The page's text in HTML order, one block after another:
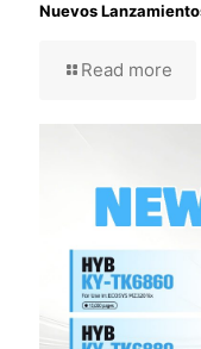
Nuevos
Read more